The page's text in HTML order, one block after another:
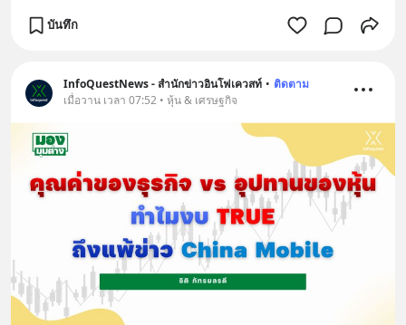
บันทึก
InfoQuestNews - สำนักข่าวอินโฟเควสท์ • ติดตาม
เมื่อวาน เวลา 07:52 • หุ้น & เศรษฐกิจ